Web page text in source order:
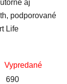
aj
podporované
Life
Vypredané
690